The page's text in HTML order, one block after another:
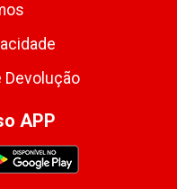
Devolução
APP